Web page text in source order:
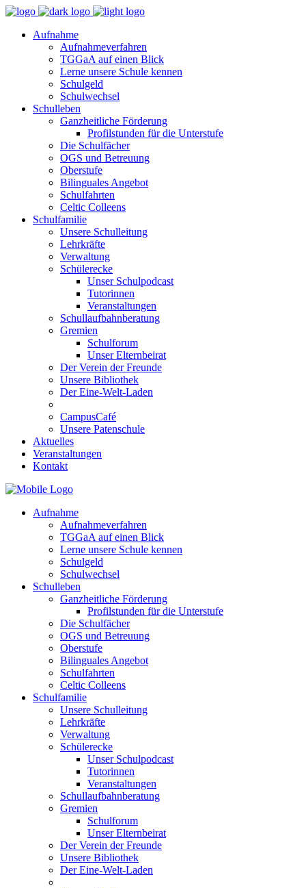
Aufnahme
Aufnahmeverfahren
TGGaA auf einen Blick
Lerne unsere Schule kennen
Schulgeld
Schulwechsel
Schulleben
Ganzheitliche Förderung
Profilstunden für die Unterstufe
Die Schulfächer
OGS und Betreuung
Oberstufe
Bilinguales Angebot
Schulfahrten
Celtic Colleens
Schulfamilie
Unsere Schulleitung
Lehrkräfte
Verwaltung
Schülerecke
Unser Schulpodcast
Tutorinnen
Veranstaltungen
Schullaufbahnberatung
Gremien
Schulforum
Unser Elternbeirat
Der Verein der Freunde
Unsere Bibliothek
Der Eine-Welt-Laden
CampusCafé
Unsere Patenschule
Aktuelles
Veranstaltungen
Kontakt
Aufnahme
Aufnahmeverfahren
TGGaA auf einen Blick
Lerne unsere Schule kennen
Schulgeld
Schulwechsel
Schulleben
Ganzheitliche Förderung
Profilstunden für die Unterstufe
Die Schulfächer
OGS und Betreuung
Oberstufe
Bilinguales Angebot
Schulfahrten
Celtic Colleens
Schulfamilie
Unsere Schulleitung
Lehrkräfte
Verwaltung
Schülerecke
Unser Schulpodcast
Tutorinnen
Veranstaltungen
Schullaufbahnberatung
Gremien
Schulforum
Unser Elternbeirat
Der Verein der Freunde
Unsere Bibliothek
Der Eine-Welt-Laden